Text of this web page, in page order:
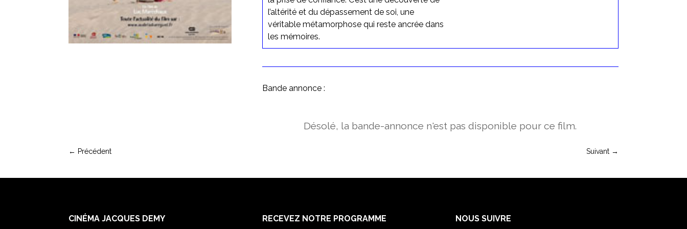
l’altérité et du dépassement de soi, une
véritable métamorphose qui reste ancrée dans
les mémoires.
Bande annonce :
Désolé, la bande-annonce n'est pas disponible pour ce film.
← Précédent Suivant→
CINÉMA JACQUES DEMY RECEVEZ NOTRE PROGRAMME NOUS SUIVRE